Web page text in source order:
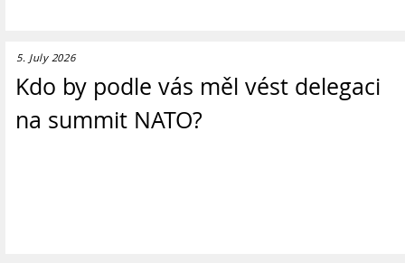
5. July 2026
Kdo by podle vás měl vést delegaci
na summit NATO?